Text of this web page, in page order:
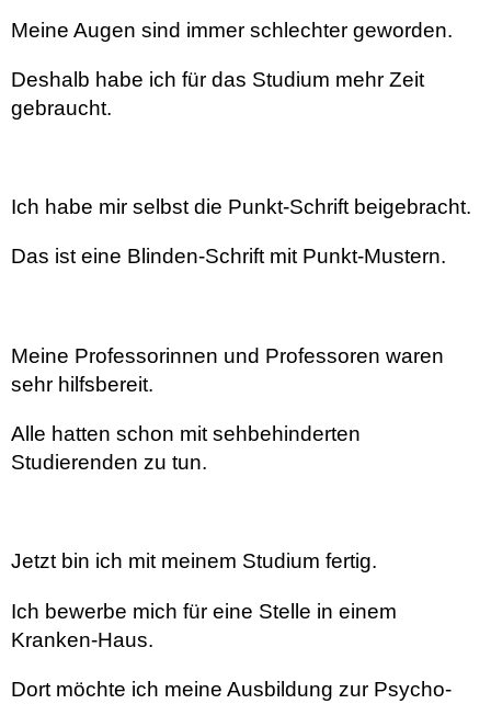
Meine Augen sind immer schlechter geworden.
Deshalb habe ich für das Studium mehr Zeit
gebraucht.
Ich habe mir selbst die Punkt-Schrift beigebracht.
Das ist eine Blinden-Schrift mit Punkt-Mustern.
Meine Professorinnen und Professoren waren
sehr hilfsbereit.
Alle hatten schon mit sehbehinderten
Studierenden zu tun.
Jetzt bin ich mit meinem Studium fertig.
Ich bewerbe mich für eine Stelle in einem
Kranken-Haus.
Dort möchte ich meine Ausbildung zur Psycho-